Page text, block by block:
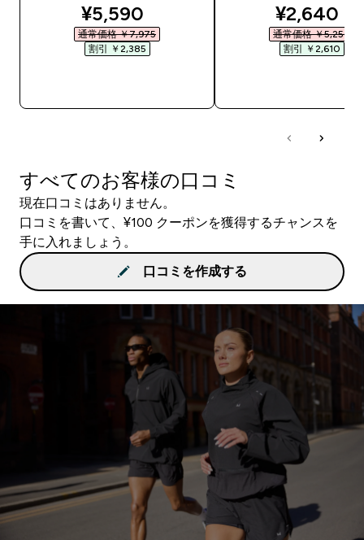
discounted price
¥5,590‎
通常価格 ￥7,975‎
割引 ￥2,385‎
¥2,640‎
通常価格 ￥5,250‎
割引 ￥2,610‎
すべてのお客様の口コミ
現在口コミはありません。
口コミを書いて、¥100 クーポンを獲得するチャンスを
手に入れましょう。
口コミを作成する